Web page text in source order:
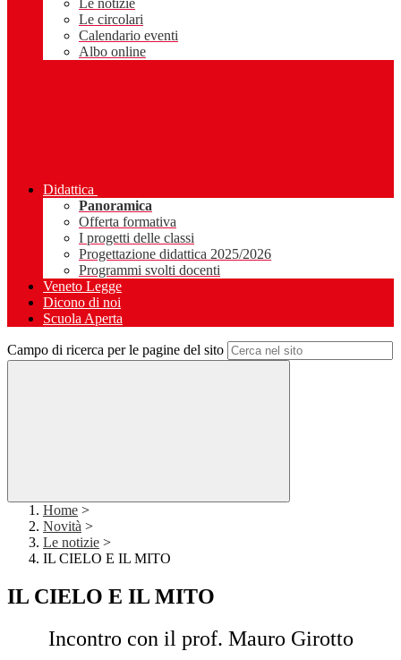
Le notizie
Le circolari
Calendario eventi
Albo online
Didattica
Panoramica
Offerta formativa
I progetti delle classi
Progettazione didattica 2025/2026
Programmi svolti docenti
Veneto Legge
Dicono di noi
Scuola Aperta
Campo di ricerca per le pagine del sito
Home >
Novità >
Le notizie >
IL CIELO E IL MITO
IL CIELO E IL MITO
Incontro con il prof. Mauro Girotto